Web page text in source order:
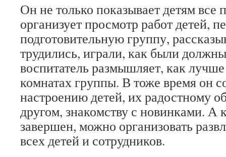
Он не только показывает детям
организует просмотр работ детей,
подготовительную группу,
трудились, играли, как были
воспитатель размышляет, как лучше
комнатах группы. В тоже время он
настроению детей, их радостному
другом, знакомству с новинками. А
завершен, можно организовать
всех детей и сотрудников.